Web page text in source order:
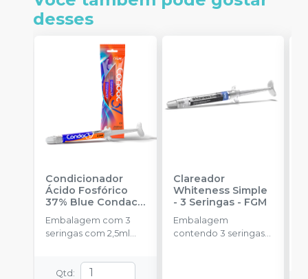
desses
Condicionador
Ácido Fosfórico
37% Blue Condac-
FGM
Embalagem com 3
seringas com 2,5ml
ponteiras para
aplicação.
Qtd :
Clareador
Whiteness Simple
- 3 Seringas- FGM
Embalagem
contendo 3 seringas